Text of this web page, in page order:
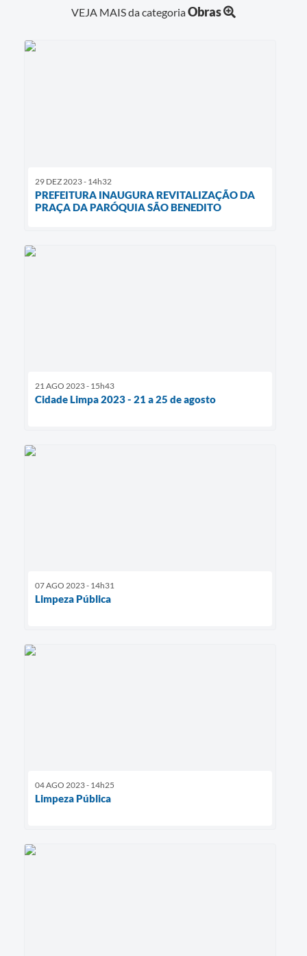
VEJA MAIS da categoriaObras
29 DEZ 2023 - 14h32
PREFEITURA INAUGURA REVITALIZAÇÃO DA
PRAÇA DA PARÓQUIA SÃO BENEDITO
21 AGO 2023 - 15h43
Cidade Limpa 2023 - 21 a 25 de agosto
07 AGO 2023 - 14h31
Limpeza Pública
04 AGO 2023 - 14h25
Limpeza Pública